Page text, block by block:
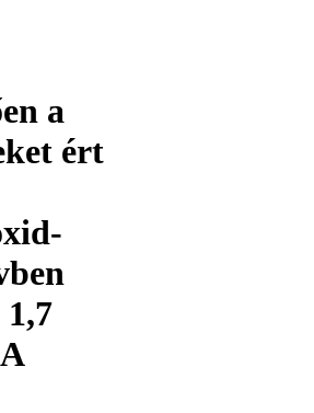
a
ért